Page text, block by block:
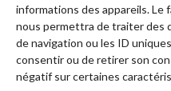
informations des appareils.
nous permettra de traiter des
de navigation ou les ID
consentir ou de retirer son
négatif sur certaines
MINUTE